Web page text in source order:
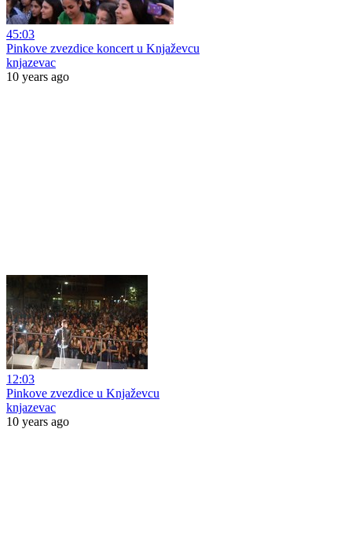
45:03
Pinkove zvezdice koncert u Knjaževcu
knjazevac
10 years ago
12:03
Pinkove zvezdice u Knjaževcu
knjazevac
10 years ago